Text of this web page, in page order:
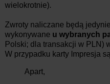
wielokrotnie).
Zwroty naliczane będą
wykonywane u wybranych
Polski; dla transakcji w PLN)
W przypadku karty Impresja
Apart,